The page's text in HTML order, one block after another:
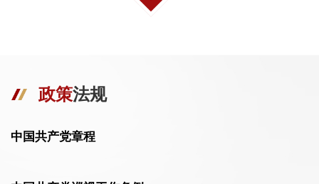
政策法规
中国共产党章程